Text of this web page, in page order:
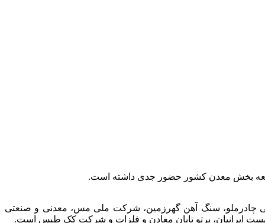
بخش معدن کشور حضور جدی داشته است.
چادرملو، سنگ آهن گهرزمین، شرکت ملی مس، معدنی و صنعتی
ایرانیان، پرتو تابان معادن و فلزات و شرکت کک طبس است.